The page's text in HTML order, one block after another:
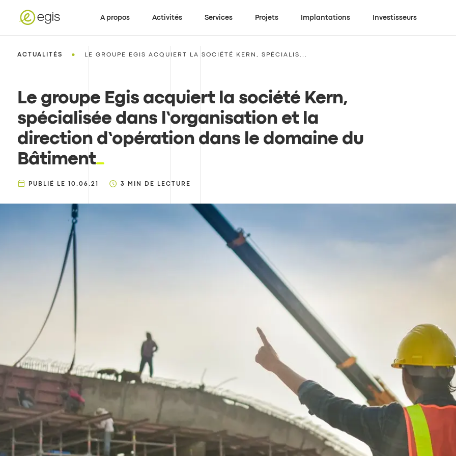
A propos Activités Services Projets Implantations Investisseurs
ACTUALITÉS • LE GROUPE EGIS ACQUIERT LA SOCIÉTÉ KERN, SPÉCIALIS...
Le groupe Egis acquiert la société Kern,
spécialisée dans l’organisation et la
direction d’opération dans le domaine du
Bâtiment
PUBLIÉ LE 10.06.21 3 MIN DE LECTURE